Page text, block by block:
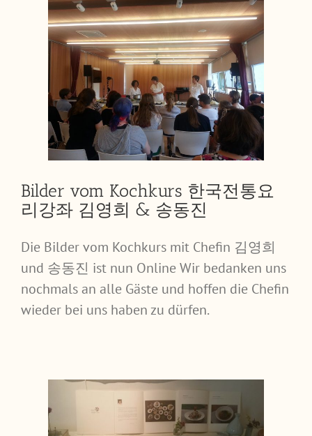
Bilder vom Kochkurs 한국전통요
리강좌 김영희 & 송동진
Die Bilder vom Kochkurs mit Chefin 김영희
und 송동진 ist nun Online Wir bedanken uns
nochmals an alle Gäste und hoffen die Chefin
wieder bei uns haben zu dürfen.